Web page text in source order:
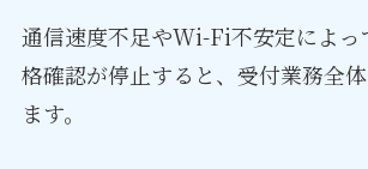
通信速度不足やWi-Fi不安定によっ
格確認が停止すると、受付業務全
ます。